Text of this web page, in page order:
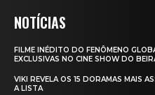
NOTÍCIAS
FILME INÉDITO DO FENÔMENO
EXCLUSIVAS NO CINE SHOW DO
VIKI REVELA OS 15 DORAMAS MAIS
A LISTA